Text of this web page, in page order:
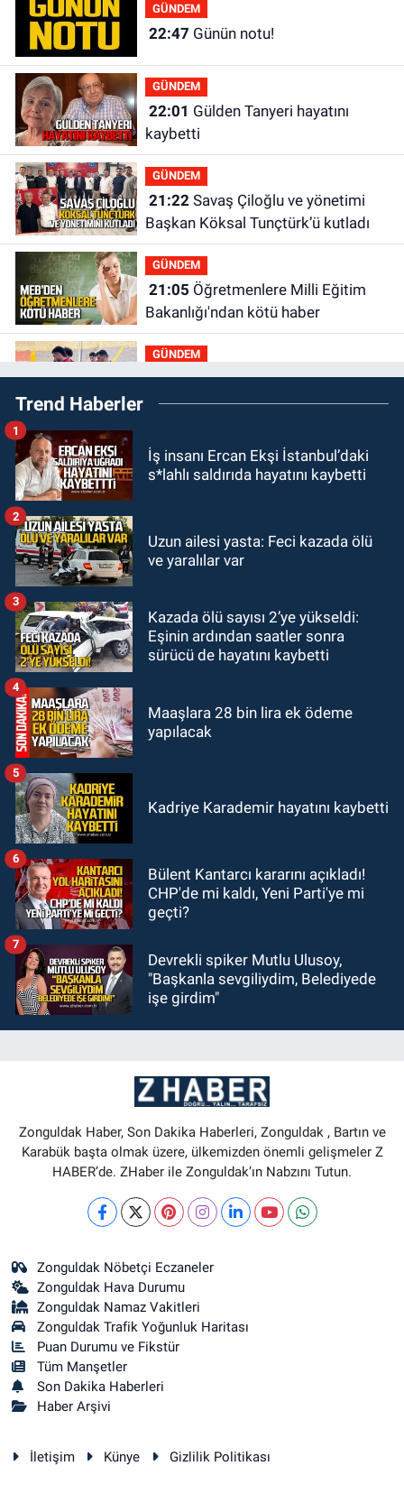
GÜNDEM
22:47 Günün notu!
GÜNDEM
22:01
kaybetti
GÜNDEM
21:22Savaş Çiloğlu ve yönetimi
Başkan Köksal Tunçtürk’ü kutladı
GÜNDEM
21:05
Bakanlığı'ndan kötü haber
GÜNDEM
19:34Zonguldakspor Bolu'da 3
hazırlık maçı oynayacak... İşte
19:27Çaycuma ırmağında görüldü:
Görenler şaşkınlık yaşadı
19:12TMO kabuklu fındık alım
GÜNDEM
18:52
anne ve çocuğuna saldırdı: Tedavi
Trend Haberler
İş insanı Ercan Ekşi İstanbul’daki
s*lahlı saldırıda hayatını kaybetti
1
Uzun ailesi yasta: Feci kazada ölü
ve yaralılar var
2
Kazada ölü sayısı 2’ye yükseldi:
Eşinin ardından saatler sonra
sürücü de hayatını kaybetti
3
Maaşlara 28 bin lira ek ödeme
yapılacak
4
Kadriye Karademir hayatını kaybetti
5
Bülent Kantarcı kararını açıkladı!
CHP'de mi kaldı, Yeni Parti'ye mi
geçti?
6
Devrekli spiker Mutlu Ulusoy,
"Başkanla sevgiliydim, Belediyede
işe girdim"
7
Zonguldak Haber, Son Dakika Haberleri, Zonguldak , Bartın ve
Karabük başta olmak üzere, ülkemizden önemli gelişmeler Z
HABER’de. ZHaber ile Zonguldak’ın Nabzını Tutun.
Zonguldak Nöbetçi Eczaneler
Zonguldak Hava Durumu
Zonguldak Namaz Vakitleri
Zonguldak Trafik Yoğunluk Haritası
Puan Durumu ve Fikstür
Tüm Manşetler
Son Dakika Haberleri
Haber Arşivi
İletişim Künye Gizlilik Politikası